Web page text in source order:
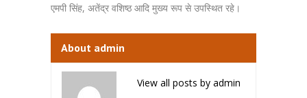
एमपी सिंह, अतेंद्र वशिष्ठ आदि मुख्य रूप से उपस्थित रहे।
About admin
View all posts by admin